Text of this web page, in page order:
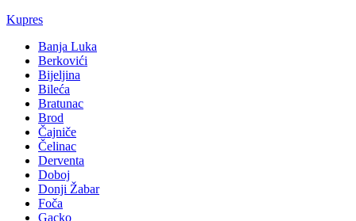
Kupres
Banja Luka
Berkovići
Bijeljina
Bileća
Bratunac
Brod
Čajniče
Čelinac
Derventa
Doboj
Donji Žabar
Foča
Gacko